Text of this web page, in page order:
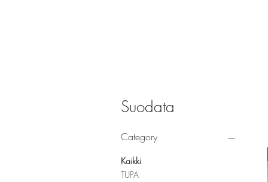
Suodata
Category
Kaikki
TUPA